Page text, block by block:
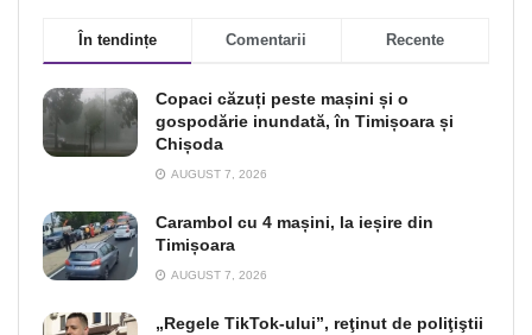
În tendințe Comentarii Recente
Copaci căzuți peste mașini și o
gospodărie inundată, în Timișoara și
Chișoda
AUGUST 7, 2026
Carambol cu 4 mașini, la ieșire din
Timișoara
AUGUST 7, 2026
„Regele TikTok-ului”, reţinut de poliţiştii